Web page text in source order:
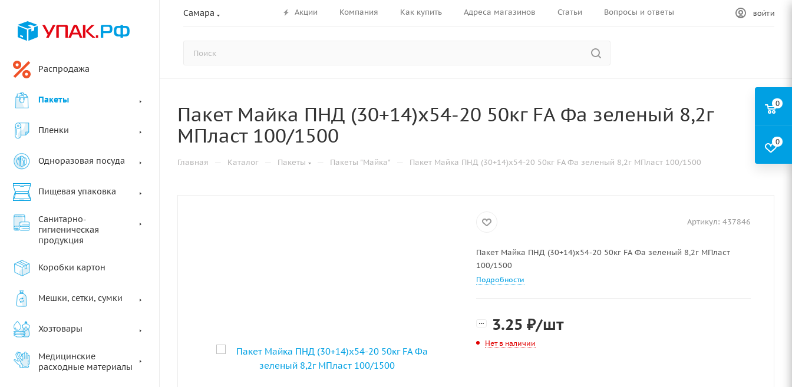
Самара Акции Компания Как купить Адреса магазинов Статьи Вопросы и ответы ВОЙТИ
Распродажа
Пакеты
Пленки
Одноразовая посуда
Пищевая упаковка
Санитарно-
гигиеническая
продукция
Коробки картон
Мешки, сетки, сумки
Хозтовары
Медицинские
расходные материалы
Пакет Майка ПНД (30+14)х54-20 50кг FA Фа зеленый 8,2г
МПласт 100/1500
Главная — Каталог — Пакеты — Пакеты "Майка" — Пакет Майка ПНД (30+14)х54-20 50кг FA Фа зеленый 8,2г МПласт 100/1500
Артикул: 437846
Пакет Майка ПНД (30+14)х54-20 50кг FA Фа зеленый 8,2г МПласт
100/1500
Подробности
3.25 ₽/шт
Нет в наличии
0
0